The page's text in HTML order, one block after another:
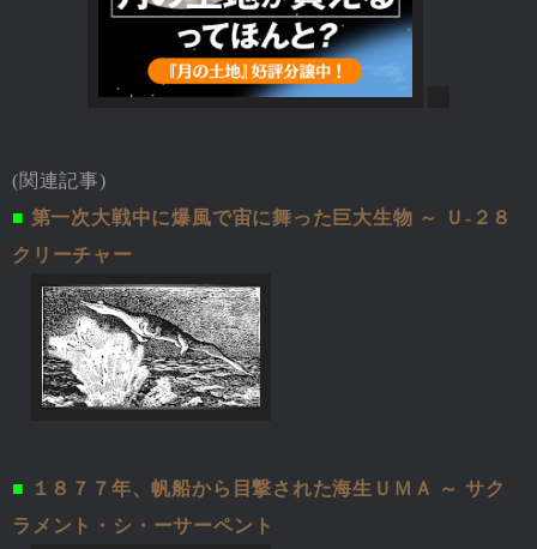
(関連記事)
■ 第一次大戦中に爆風で宙に舞った巨大生物 ～ Ｕ-２８
クリーチャー
■
１８７７年、帆船から目撃された海生ＵＭＡ ～ サク
ラメント・シ・ーサーペント